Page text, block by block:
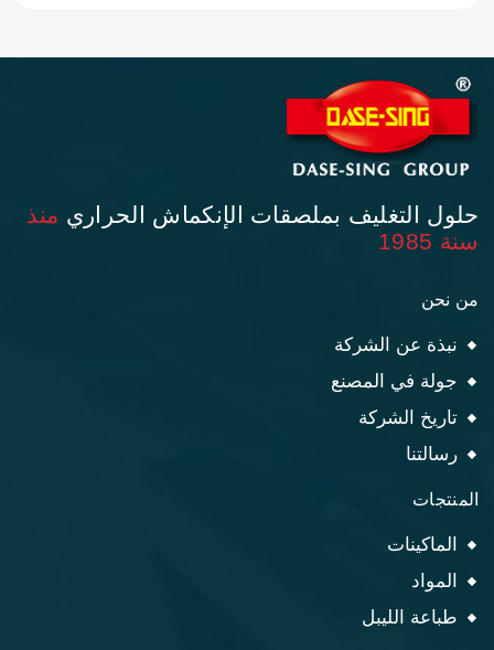
حلول التغليف بملصقات الإنكماش الحراري منذ
سنة 1985
من نحن
نبذة عن الشركة
جولة في المصنع
تاريخ الشركة
رسالتنا
المنتجات
الماكينات
المواد
طباعة الليبل